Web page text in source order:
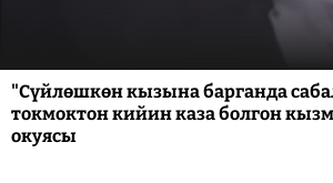
"Сүйлөшкөн кызына барганда
токмоктон кийин каза болгон
окуясы